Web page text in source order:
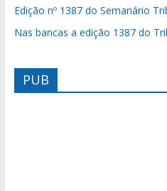
Edição nº 1387 do Semanário
Nas bancas a edição 1387 do
PUB